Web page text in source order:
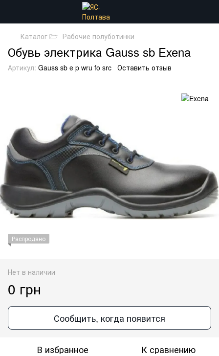
Каталог 🗁 Рабочие полуботинки
Обувь электрика Gauss sb Exena
Артикул: Gauss sb e p wru fo src Оставить отзыв
Распродано
Нет в наличии
0 грн
Сообщить, когда появится
В избранное К сравнению